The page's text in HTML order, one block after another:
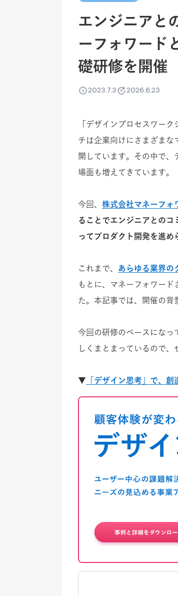
エンジニアと
ーフォワード
礎研修を開催
2023.7.3 2026.6.23
「デザインプロセスワー
チは企業向けにさまざまな
開しています。その中で、
場面も増えてきています。
今回、 株式会社マネーフォ
ることでエンジニアとの
ってプロダクト開発を進め
これまで、 あらゆる業界の
もとに、マネーフォワード
た。本記事では、開催の背
今回の研修のベースになっ
しくまとまっているので、
▼ 「デザイン思考」で、